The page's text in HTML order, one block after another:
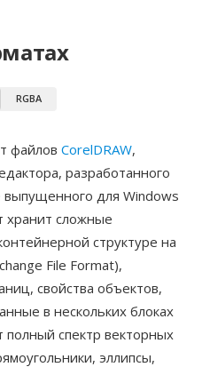
RGBA
файлов CorelDRAW,
разработанного
для Windows
хранит сложные
структуре на
File Format),
свойства объектов,
в нескольких блоках
спектр векторных
эллипсы,